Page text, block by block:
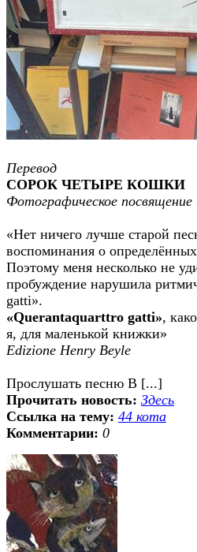
Перевод
СОРОК ЧЕТЫРЕ КОШКИ
Фотографическое посвящение
«Нет ничего лучше старой
воспоминания о
Поэтому меня несколько не
пробуждение нарушила
gatti».
«Querantaquarttro gatti»,
я, для маленькой книжки»
Edizione Henry Beyle
Прослушать песню В [...]
Прочитать новость: Здесь
Ссылка на тему: 44 кота
Комментарии: 0